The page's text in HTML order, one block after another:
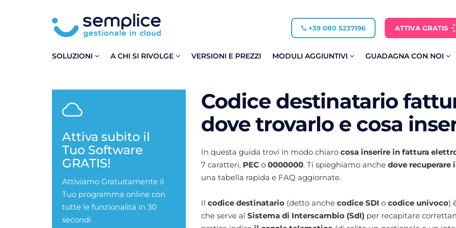
+39 080 5237196 ATTIVA GRATIS
SOLUZIONI A CHI SI RIVOLGE VERSIONI E PREZZI MODULI AGGIUNTIVI GUADAGNA CON NOI
Codice destinatario
dove trovarlo e cosa
In questa guida trovi in modo chiaro cosa inserire in fattura
7 caratteri, PECo 0000000. Ti spieghiamo anche dove recuperare
una tabella rapida e FAQ aggiornate.
Il codice destinatario(detto anche codice SDI o codice univoco)
che serve al Sistema di Interscambio (SdI)per recapitare
Attiva subito il
Tuo Software
GRATIS!
Attiviamo Gratuitamente il
Tuo programma online con
tutte le funzionalità in 30
secondi